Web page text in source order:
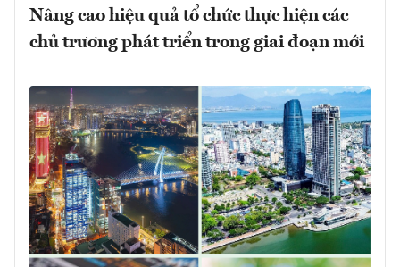
Nâng cao hiệu quả tổ chức thực hiện các
chủ trương phát triển trong giai đoạn mới